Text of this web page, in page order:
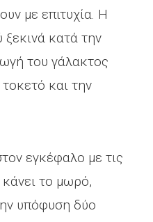
με επιτυχία. Η
ξεκινά κατά την
του γάλακτος
και την
εγκέφαλο με τις
κάνει το μωρό,
υπόφυση δύο